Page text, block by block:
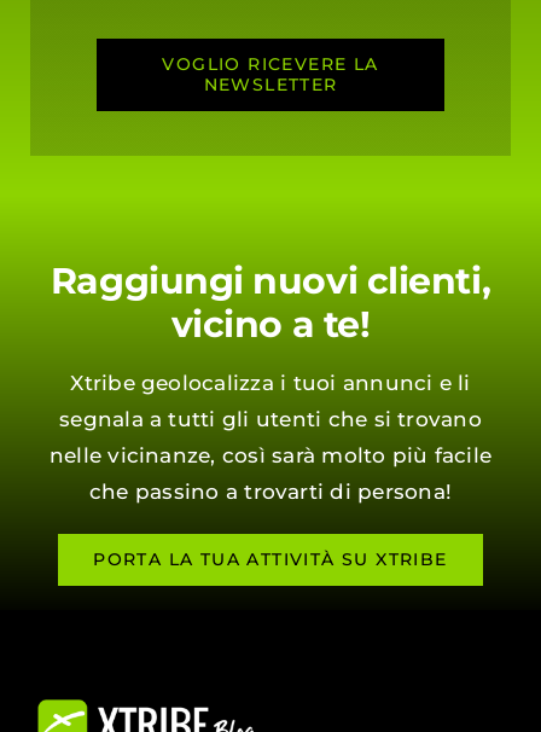
VOGLIO RICEVERE LA
NEWSLETTER
Raggiungi nuovi clienti,
vicino a te!
Xtribe geolocalizza i tuoi annunci e li
segnala a tutti gli utenti che si trovano
nelle vicinanze, così sarà molto più facile
che passino a trovarti di persona!
PORTA LA TUA ATTIVITÀ SU XTRIBE